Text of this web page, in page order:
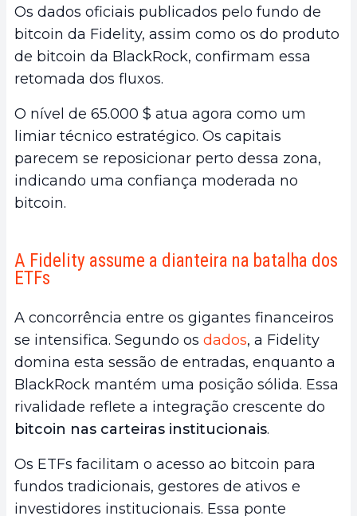
Os dados oficiais publicados pelo fundo de
bitcoin da Fidelity, assim como os do produto
de bitcoin da BlackRock, confirmam essa
retomada dos fluxos.
O nível de 65.000 $ atua agora como um
limiar técnico estratégico. Os capitais
parecem se reposicionar perto dessa zona,
indicando uma confiança moderada no
bitcoin.
A Fidelity assume a dianteira na batalha dos
ETFs
A concorrência entre os gigantes financeiros
se intensifica. Segundo os dados, a Fidelity
domina esta sessão de entradas, enquanto a
BlackRock mantém uma posição sólida. Essa
rivalidade reflete a integração crescente do
bitcoin nas carteiras institucionais.
Os ETFs facilitam o acesso ao bitcoin para
fundos tradicionais, gestores de ativos e
investidores institucionais. Essa ponte